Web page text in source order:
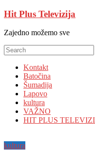
Hit Plus Televizija
Zajedno možemo sve
Kontakt
Batočina
Šumadija
Lapovo
kultura
VAŽNO
HIT PLUS
kultura